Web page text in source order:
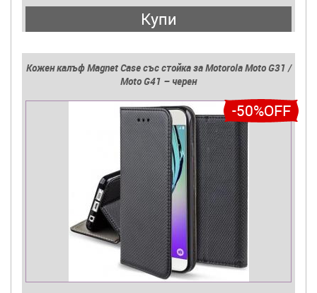
Купи
Кожен калъф Magnet Case със стойка за Motorola Moto G31 /
Moto G41 – черен
-50%OFF